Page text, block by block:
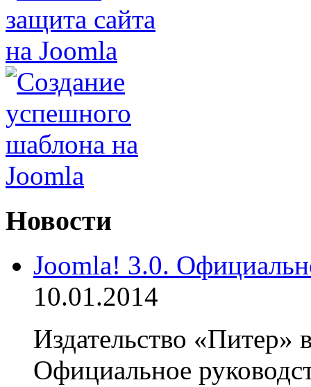
Новости
Joomla! 3.0.
10.01.2014
Издательство «Питер»
Официальное